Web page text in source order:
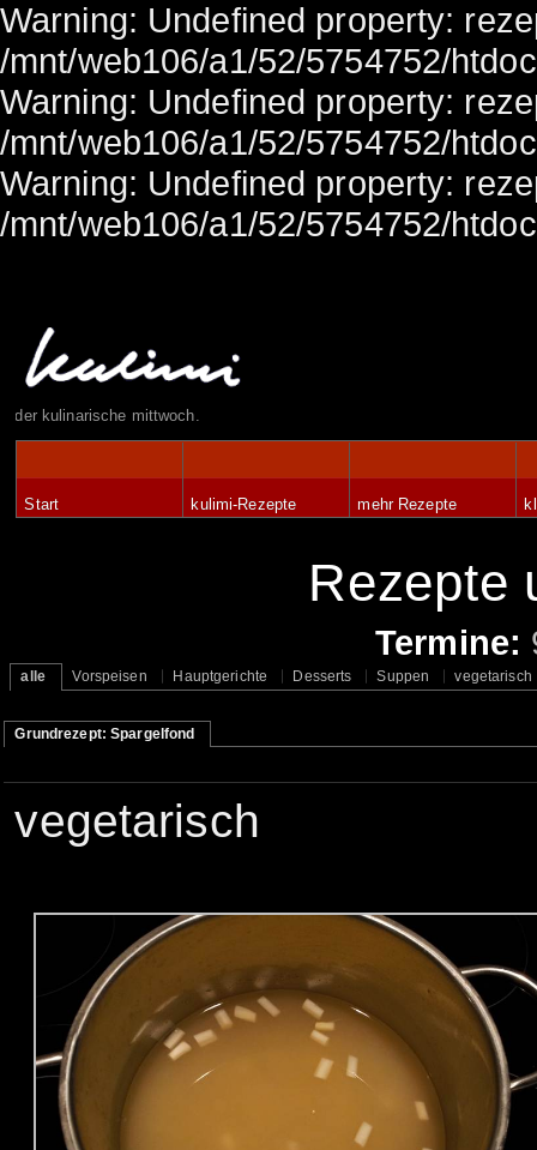
Warning: Undefined property:
/mnt/web106/a1/52/5754752/
Warning: Undefined property:
/mnt/web106/a1/52/5754752/
Warning: Undefined property:
/mnt/web106/a1/52/5754752/
der kulinarische mittwoch.
Start kulimi-Rezepte mehr Rezepte
Rezepte
Termine:
alle Vorspeisen Hauptgerichte Desserts Suppen vegetarisch
Grundrezept: Spargelfond
vegetarisch